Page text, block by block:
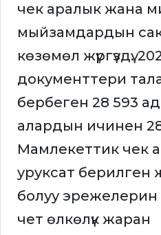
чек аралык жана
мыйзамдардын
көзөмөл жүргүздү.
документтери
бербеген 28 593
алардын ичинен
Мамлекеттик чек
уруксат берилген
болуу эрежелерин
чет өлкөлүк жаран